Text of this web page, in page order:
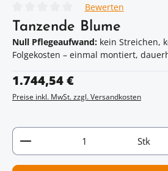
Durchschnittliche Bewertung von 0
Bewerten
Tanzende Blume
Null Pflegeaufwand: kein Streichen,
Folgekosten – einmal montiert,
Regulärer Preis:
1.744,54 €
Preise inkl. MwSt. zzgl. Versandkosten
Artikel Anzahl: Gib den Stk